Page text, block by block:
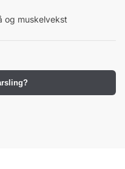
og muskelvekst